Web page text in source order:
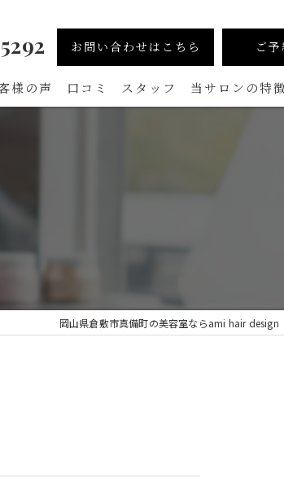
お問い合わせはこちら ご
様の声 口コミ スタッフ 当サロンの特徴
白髪ぼかし
岡山県倉敷市真備町の美容室ならami hair design